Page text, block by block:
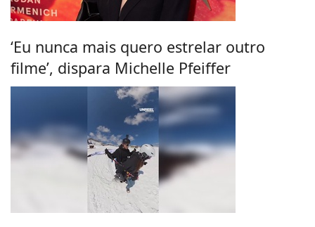
‘Eu nunca mais quero estrelar outro
filme’, dispara Michelle Pfeiffer